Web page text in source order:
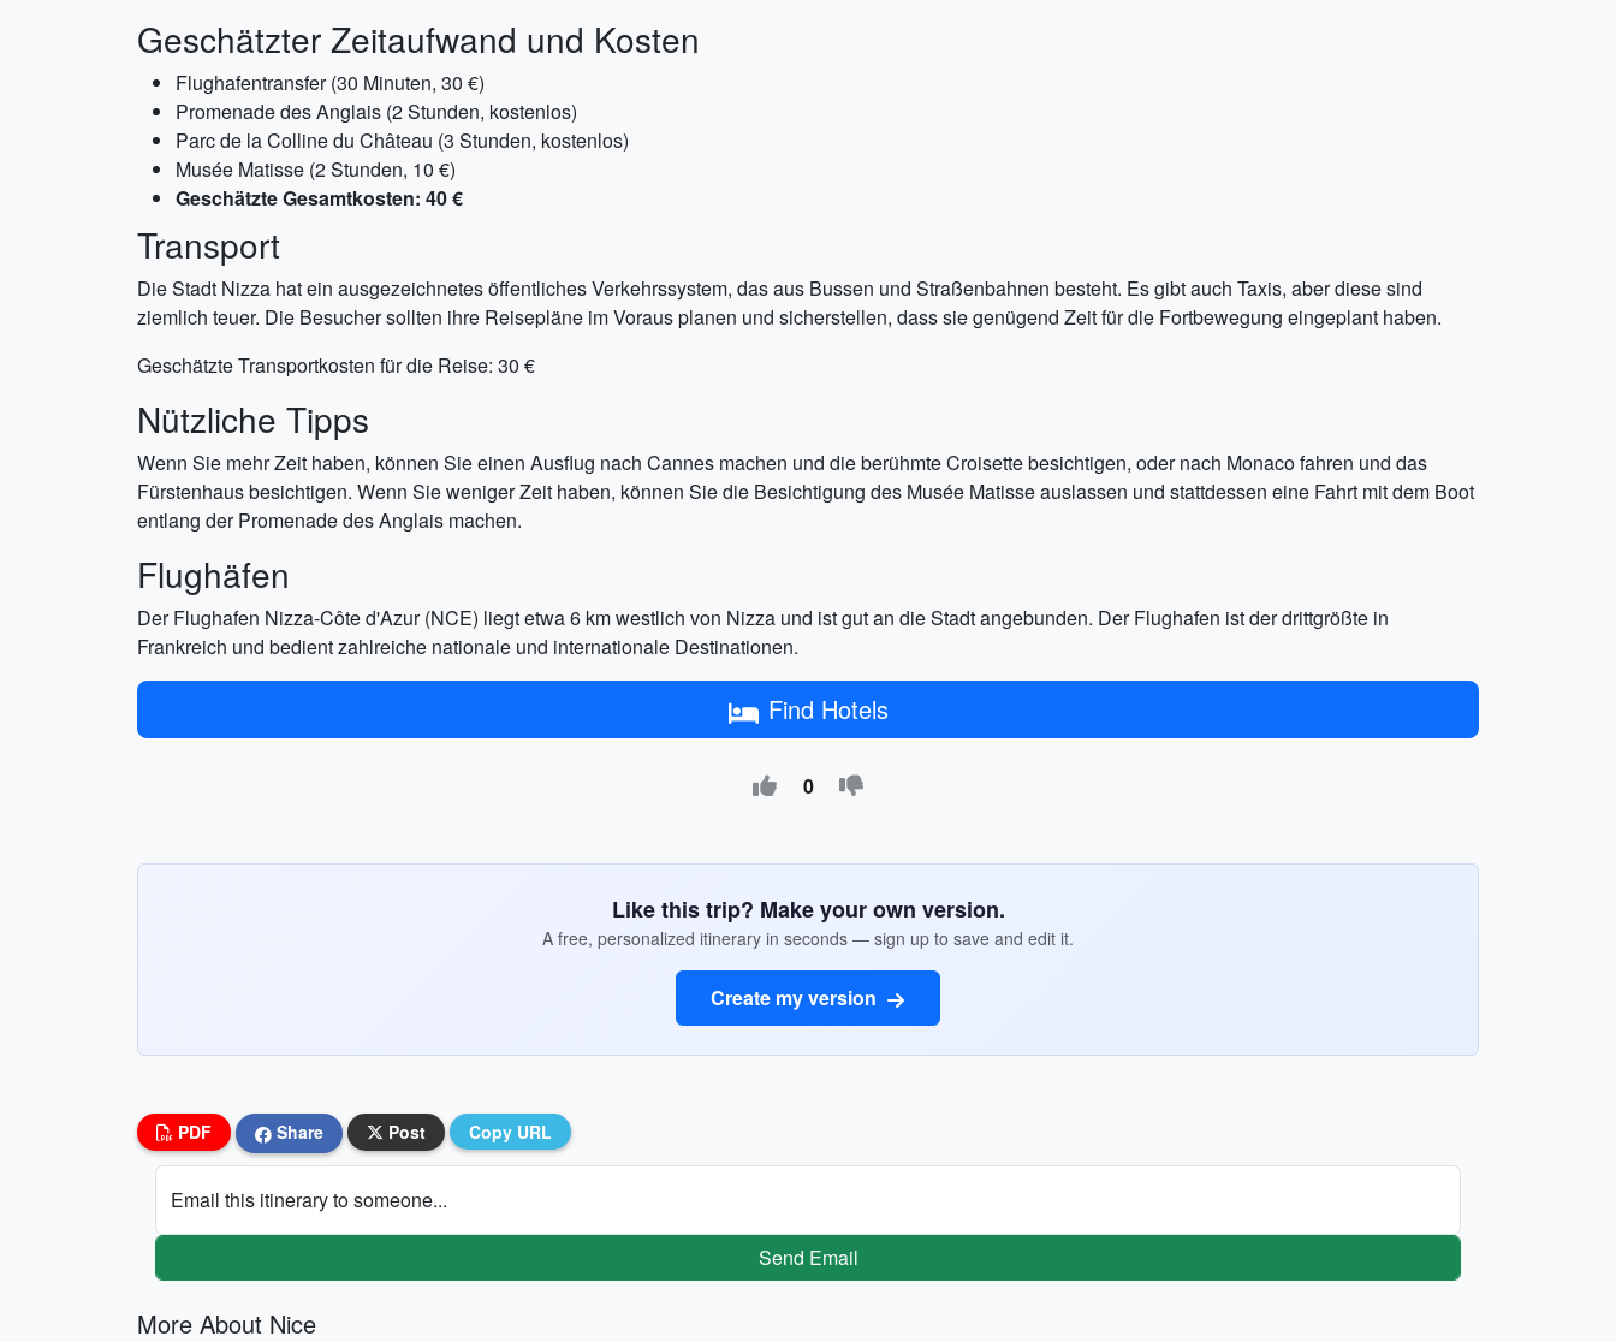
Geschätzter Zeitaufwand und Kosten
Flughafentransfer (30 Minuten, 30 €)
Promenade des Anglais (2 Stunden, kostenlos)
Parc de la Colline du Château (3 Stunden, kostenlos)
Musée Matisse (2 Stunden, 10 €)
Geschätzte Gesamtkosten: 40 €
Transport
Die Stadt Nizza hat ein ausgezeichnetes öffentliches Verkehrssystem, das aus Bussen und Straßenbahnen besteht. Es gibt auch Taxis, aber diese sind
ziemlich teuer. Die Besucher sollten ihre Reisepläne im Voraus planen und sicherstellen, dass sie genügend Zeit für die Fortbewegung eingeplant haben.
Geschätzte Transportkosten für die Reise: 30 €
Nützliche Tipps
Wenn Sie mehr Zeit haben, können Sie einen Ausflug nach Cannes machen und die berühmte Croisette besichtigen, oder nach Monaco fahren und das
Fürstenhaus besichtigen. Wenn Sie weniger Zeit haben, können Sie die Besichtigung des Musée Matisse auslassen und stattdessen eine Fahrt mit dem Boot
entlang der Promenade des Anglais machen.
Flughäfen
Der Flughafen Nizza-Côte d'Azur (NCE) liegt etwa 6 km westlich von Nizza und ist gut an die Stadt angebunden. Der Flughafen ist der drittgrößte in
Frankreich und bedient zahlreiche nationale und internationale Destinationen.
Find Hotels
0
Like this trip? Make your own version.
A free, personalized itinerary in seconds — sign up to save and edit it.
Create my version
PDF Share Post Copy URL
Email this itinerary to someone...
Send Email
More About Nice